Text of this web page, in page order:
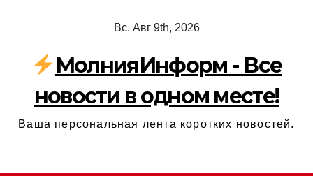
содержимому
Вс. Авг 9th, 2026
МолнияИнформ - Все
новости в одном месте!
Ваша персональная лента коротких новостей.